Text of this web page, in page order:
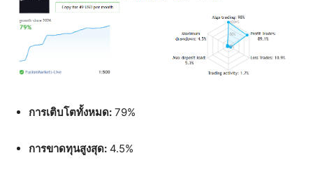
การเติบโตทั้งหมด: 79%
การขาดทุนสูงสุด: 4.5%